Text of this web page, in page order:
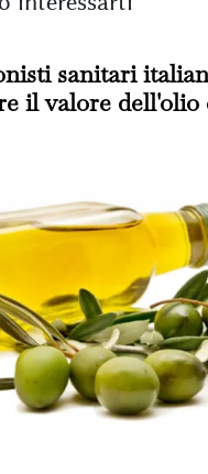
sanitari
il valore dell'olio